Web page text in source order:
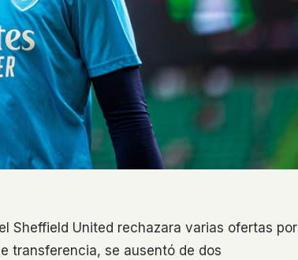
Sheffield United rechazara varias ofertas por
transferencia, se ausentó de dos